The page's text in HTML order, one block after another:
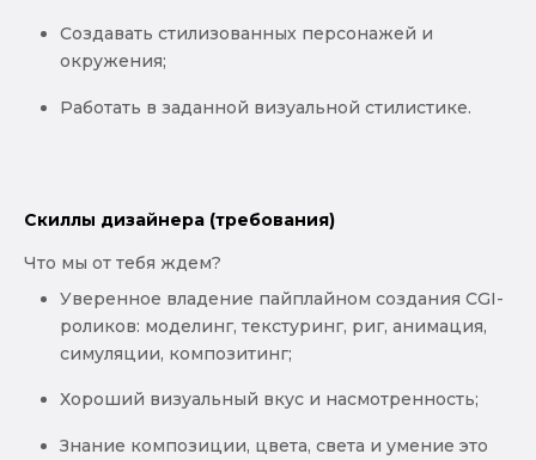
Создавать стилизованных персонажей и
окружения;
Работать в заданной визуальной стилистике.
Скиллы дизайнера (требования)
Что мы от тебя ждем?
Уверенное владение пайплайном создания CGI-
роликов: моделинг, текстуринг, риг, анимация,
симуляции, композитинг;
Хороший визуальный вкус и насмотренность;
Знание композиции, цвета, света и умение это